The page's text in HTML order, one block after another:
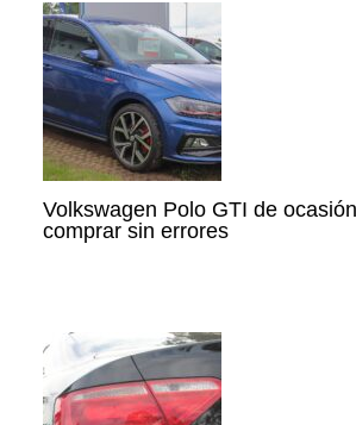
Volkswagen Polo GTI de
comprar sin errores